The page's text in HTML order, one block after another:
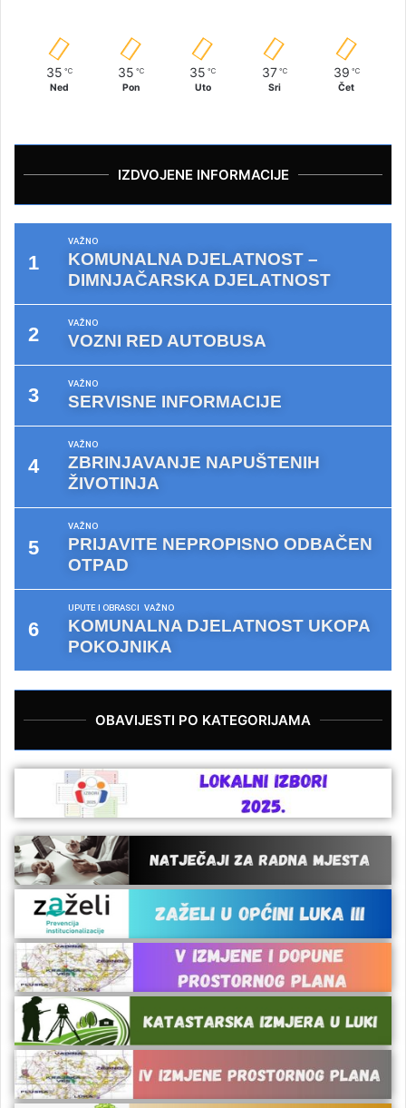
35 ℃
Ned
35 ℃
Pon
35 ℃
Uto
37 ℃
Sri
39 ℃
Čet
IZDVOJENE INFORMACIJE
VAŽNO
KOMUNALNA DJELATNOST –
DIMNJAČARSKA DJELATNOST
VAŽNO
VOZNI RED AUTOBUSA
VAŽNO
SERVISNE INFORMACIJE
VAŽNO
ZBRINJAVANJE NAPUŠTENIH
ŽIVOTINJA
VAŽNO
PRIJAVITE NEPROPISNO ODBAČEN
OTPAD
UPUTE I OBRASCI VAŽNO
KOMUNALNA DJELATNOST UKOPA
POKOJNIKA
OBAVIJESTI PO KATEGORIJAMA